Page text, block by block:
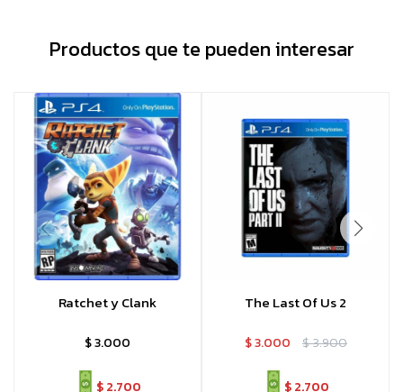
Productos que te pueden interesar
Ratchet y Clank
$3.000
$ 2.700
The Last Of Us 2
$3.000 $3.900
$ 2.700